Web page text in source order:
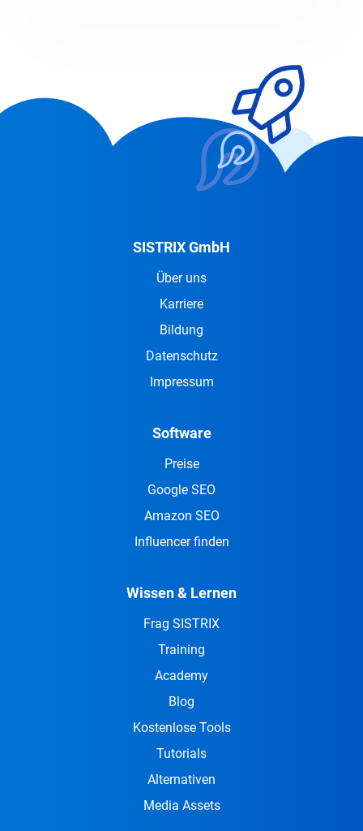
SISTRIX GmbH
Über uns
Karriere
Bildung
Datenschutz
Impressum
Software
Preise
Google SEO
Amazon SEO
Influencer finden
Wissen & Lernen
Frag SISTRIX
Training
Academy
Blog
Kostenlose Tools
Tutorials
Alternativen
Media Assets